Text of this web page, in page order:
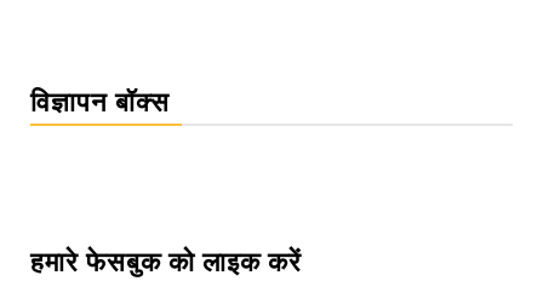
विज्ञापन बॉक्स
हमारे फेसबुक को लाइक करें